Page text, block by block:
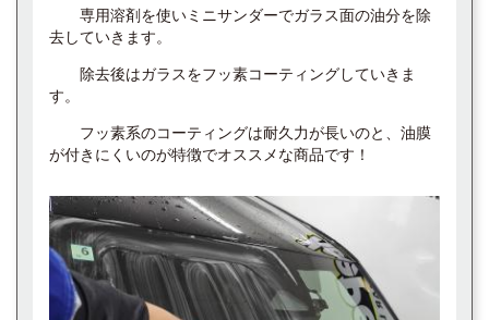
専用溶剤を使いミニサンダーでガラス面の油分を除
去していきます。
除去後はガラスをフッ素コーティングしていきま
す。
フッ素系のコーティングは耐久力が長いのと、油膜
が付きにくいのが特徴でオススメな商品です！